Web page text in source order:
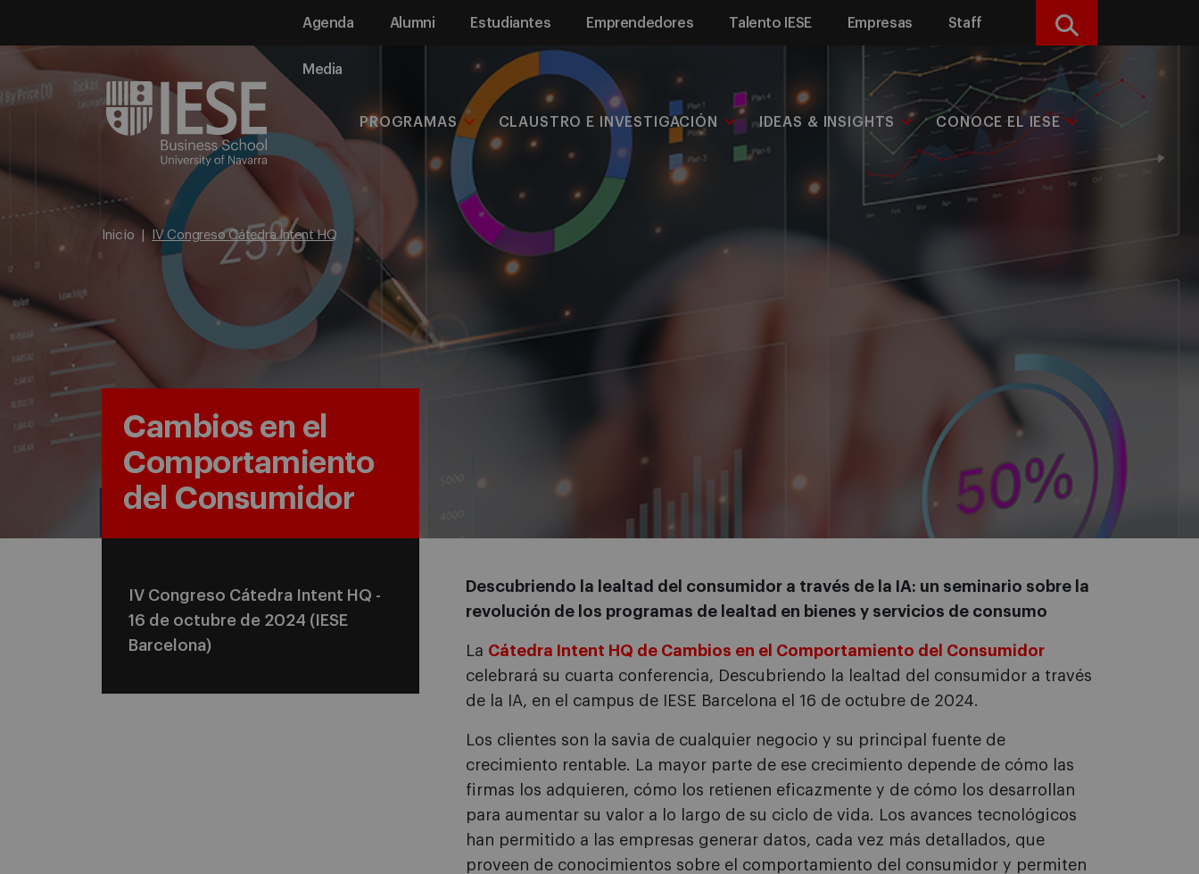
Agenda Alumni Estudiantes Emprendedores Talento IESE Empresas Staff
Media
Buscar
PROGRAMAS CLAUSTRO E INVESTIGACIÓN IDEAS & INSIGHTS CONOCE EL IESE
Inicio IV Congreso Cátedra Intent HQ
Cambios en el
Comportamiento
del Consumidor
IV Congreso Cátedra Intent HQ -
16 de octubre de 2024 (IESE
Barcelona)
Descubriendo la lealtad del consumidor a través de la IA: un seminario sobre la
revolución de los programas de lealtad en bienes y servicios de consumo
La Cátedra Intent HQ de Cambios en el Comportamiento del Consumidor
celebrará su cuarta conferencia, Descubriendo la lealtad del consumidor a través
de la IA, en el campus de IESE Barcelona el 16 de octubre de 2024.
Los clientes son la savia de cualquier negocio y su principal fuente de
crecimiento rentable. La mayor parte de ese crecimiento depende de cómo las
firmas los adquieren, cómo los retienen eficazmente y de cómo los desarrollan
para aumentar su valor a lo largo de su ciclo de vida. Los avances tecnológicos
han permitido a las empresas generar datos, cada vez más detallados, que
proveen de conocimientos sobre el comportamiento del consumidor y permiten